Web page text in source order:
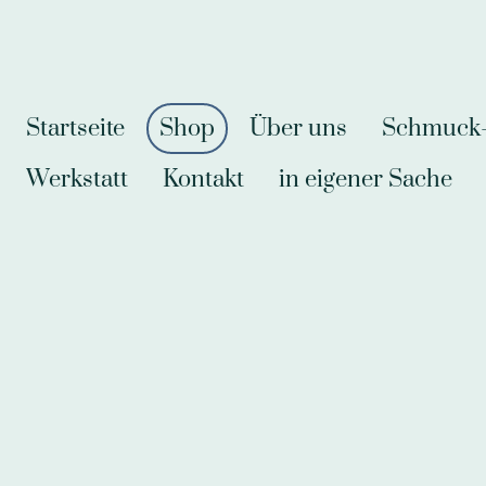
Startseite Shop Über uns
Werkstatt
Kontakt in eigener Sache